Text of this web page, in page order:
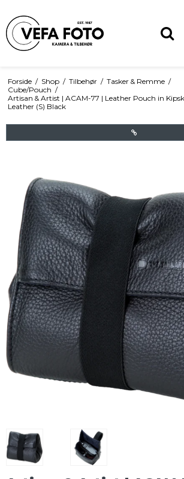
Forside / Shop / Tilbehør / Tasker & Remme /
Cube/Pouch /
Artisan & Artist | ACAM-77 | Leather Pouch in
Leather (S) Black